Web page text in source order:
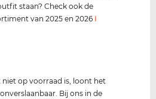
staan? Check ook de
van 2025 en 2026 I
op voorraad is, loont het
Bij ons in de